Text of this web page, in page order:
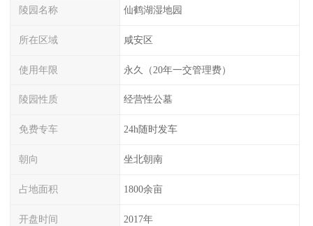
陵园名称 仙鹤湖湿地园
所在区域 咸安区
使用年限 永久（20年一交管理费）
陵园性质 经营性公墓
免费专车 24h随时发车
朝向 坐北朝南
占地面积 1800余亩
开盘时间 2017年